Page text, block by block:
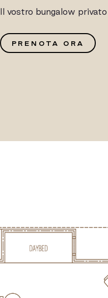
Il vostro bungalow privato
PRENOTA ORA